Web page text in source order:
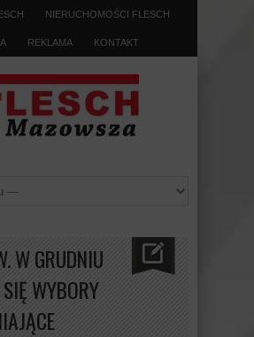
NIERUCHOMOŚCI FLESCH
REKLAMA KONTAKT
W GRUDNIU
WYBORY